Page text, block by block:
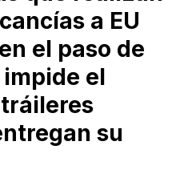
a EU
el paso de
el
su